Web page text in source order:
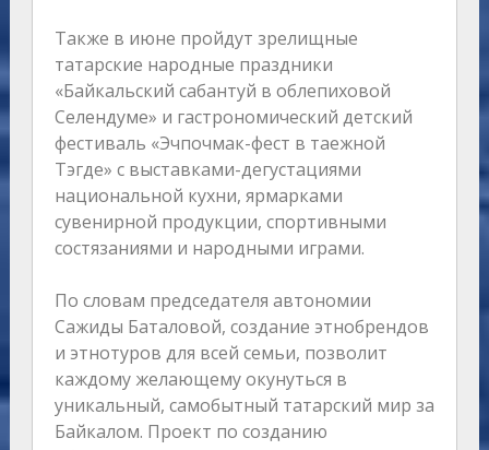
Также в июне пройдут зрелищные
татарские народные праздники
«Байкальский сабантуй в облепиховой
Селендуме» и гастрономический детский
фестиваль «Эчпочмак-фест в таежной
Тэгде» с выставками-дегустациями
национальной кухни, ярмарками
сувенирной продукции, спортивными
состязаниями и народными играми.
По словам председателя автономии
Сажиды Баталовой, создание этнобрендов
и этнотуров для всей семьи, позволит
каждому желающему окунуться в
уникальный, самобытный татарский мир за
Байкалом. Проект по созданию